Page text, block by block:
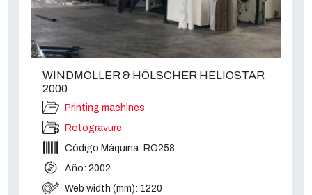
WINDMÖLLER & HÖLSCHER HELIOSTAR
2000
Printing machines
Rotogravure
Código Máquina: RO258
Año: 2002
Web width (mm): 1220